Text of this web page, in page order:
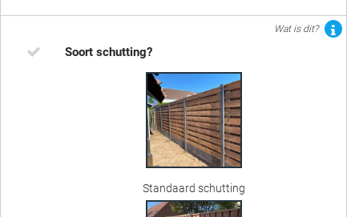
Wat is dit?
Soort schutting?
Standaard schutting